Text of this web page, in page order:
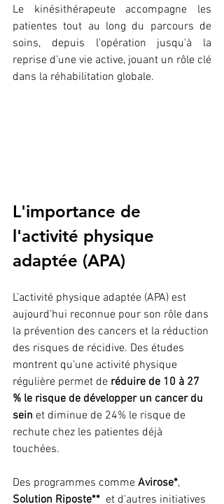
Le kinésithérapeute accompagne les
patientes tout au long du parcours de
soins, depuis l'opération jusqu'à la
reprise d’une vie active, jouant un rôle clé
dans la réhabilitation globale.
L'importance de
l'activité physique
adaptée (APA)
L’activité physique adaptée (APA) est
aujourd’hui reconnue pour son rôle dans
la prévention des cancers et la réduction
des risques de récidive. Des études
montrent qu’une activité physique
régulière permet de réduire de 10 à 27
% le risque de développer un cancer du
sein et diminue de 24% le risque de
rechute chez les patientes déjà
touchées.
Des programmes comme Avirose*,
Solution Riposte**
  et d'autres initiatives